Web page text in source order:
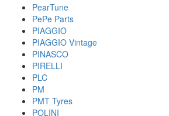
PearTune
PePe Parts
PIAGGIO
PIAGGIO Vintage
PINASCO
PIRELLI
PLC
PM
PMT Tyres
POLINI